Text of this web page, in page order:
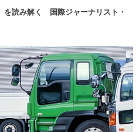
を読み解く 国際ジャーナリスト・